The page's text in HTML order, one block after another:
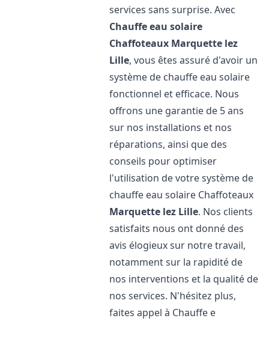
services sans surprise. Avec
Chauffe eau solaire
Chaffoteaux Marquette lez
Lille, vous êtes assuré d'avoir un
système de chauffe eau solaire
fonctionnel et efficace. Nous
offrons une garantie de 5 ans
sur nos installations et nos
réparations, ainsi que des
conseils pour optimiser
l'utilisation de votre système de
chauffe eau solaire Chaffoteaux
Marquette lez Lille. Nos clients
satisfaits nous ont donné des
avis élogieux sur notre travail,
notamment sur la rapidité de
nos interventions et la qualité de
nos services. N'hésitez plus,
faites appel à Chauffe e